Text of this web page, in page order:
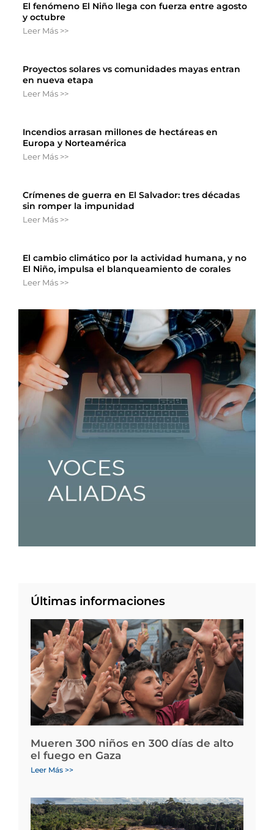
El fenómeno El Niño llega con fuerza entre agosto
y octubre
Leer Más >>
Proyectos solares vs comunidades mayas entran
en nueva etapa
Leer Más >>
Incendios arrasan millones de hectáreas en
Europa y Norteamérica
Leer Más >>
Crímenes de guerra en El Salvador: tres décadas
sin romper la impunidad
Leer Más >>
El cambio climático por la actividad humana, y no
El Niño, impulsa el blanqueamiento de corales
Leer Más >>
Últimas informaciones
Mueren 300 niños en 300 días de alto
el fuego en Gaza
Leer Más >>